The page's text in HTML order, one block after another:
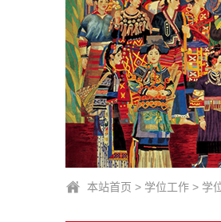
本站首页 > 学位工作 > 学